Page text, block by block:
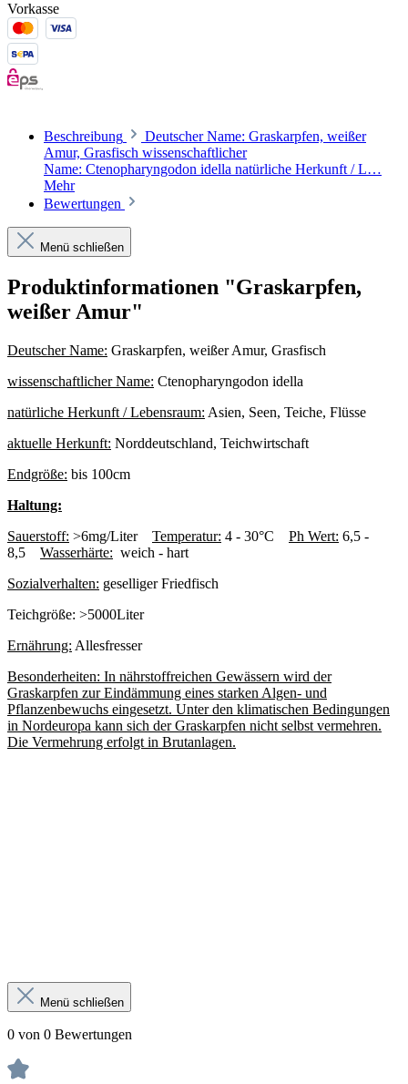
Vorkasse
Beschreibung
Deutscher Name: Graskarpfen, weißer
Amur, Grasfisch wissenschaftlicher
Name: Ctenopharyngodon idella natürliche Herkunft / L…
Mehr
Bewertungen
Menü schließen
Produktinformationen "Graskarpfen,
weißer Amur"
Deutscher Name: Graskarpfen, weißer Amur, Grasfisch
wissenschaftlicher Name: Ctenopharyngodon idella
natürliche Herkunft / Lebensraum: Asien, Seen, Teiche, Flüsse
aktuelle Herkunft: Norddeutschland, Teichwirtschaft
Endgröße: bis 100cm
Haltung:
Sauerstoff: >6mg/Liter Temperatur: 4 - 30°C Ph Wert: 6,5 -
8,5 Wasserhärte: weich - hart
Sozialverhalten: geselliger Friedfisch
Teichgröße: >5000Liter
Ernährung: Allesfresser
Besonderheiten: In nährstoffreichen Gewässern wird der
Graskarpfen zur Eindämmung eines starken Algen- und
Pflanzenbewuchs eingesetzt. Unter den klimatischen Bedingungen
in Nordeuropa kann sich der Graskarpfen nicht selbst vermehren.
Die Vermehrung erfolgt in Brutanlagen.
Menü schließen
0 von 0 Bewertungen